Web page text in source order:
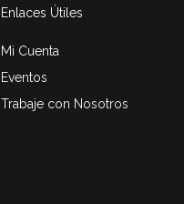
Enlaces Útiles
Mi Cuenta
Eventos
Trabaje con Nosotros